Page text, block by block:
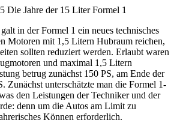
in der Formel 1 ein neues technisches
Motoren mit 1,5 Litern Hubraum reichen,
sollten reduziert werden. Erlaubt waren
und maximal 1,5 Litern
betrug zunächst 150 PS, am Ende der
Zunächst unterschätzte man die Formel 1-
den Leistungen der Techniker und der
denn um die Autos am Limit zu
Können erforderlich.